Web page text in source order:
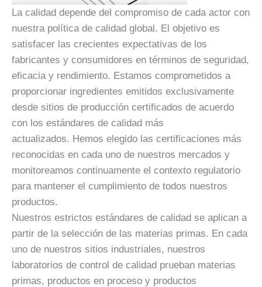
La calidad depende del compromiso de cada actor con
nuestra política de calidad global. El objetivo es
satisfacer las crecientes expectativas de los
fabricantes y consumidores en términos de seguridad,
eficacia y rendimiento. Estamos comprometidos a
proporcionar ingredientes emitidos exclusivamente
desde sitios de producción certificados de acuerdo
con los estándares de calidad más
actualizados. Hemos elegido las certificaciones más
reconocidas en cada uno de nuestros mercados y
monitoreamos continuamente el contexto regulatorio
para mantener el cumplimiento de todos nuestros
productos.
Nuestros estrictos estándares de calidad se aplican a
partir de la selección de las materias primas. En cada
uno de nuestros sitios industriales, nuestros
laboratorios de control de calidad prueban materias
primas, productos en proceso y productos